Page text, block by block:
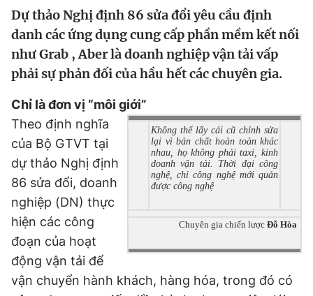
Chào ngày mới Tin 24h
Tin thị trường Tin 360
Sản phẩm khác
Tiện ích Bạn cần biết
Thông tin tòa soạn
Đăng xuất
Dự thảo Nghị định 86 sửa đổi yêu cầu định
danh các ứng dụng cung cấp phần mềm kết nối
như Grab , Aber là doanh nghiệp vận tải vấp
phải sự phản đối của hầu hết các chuyên gia.
Chỉ là đơn vị “môi giới”
Không thể lấy cái cũ chỉnh sửa
lại vì bản chất hoàn toàn khác
nhau, họ không phải taxi, kinh
doanh vận tải. Thời đại công
nghệ, chỉ công nghệ mới quản
được công nghệ
Chuyên gia chiến lược Đỗ Hòa
Theo định nghĩa
của Bộ GTVT tại
dự thảo Nghị định
86 sửa đổi, doanh
nghiệp (DN) thực
hiện các công
đoạn của hoạt
động vận tải để
vận chuyển hành khách, hàng hóa, trong đó có